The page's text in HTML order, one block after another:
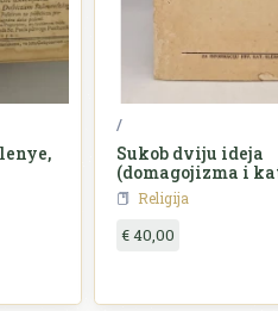
/
Sukob dviju ideja
(domagojizma i
hrvatskom
Religija
€ 40,00